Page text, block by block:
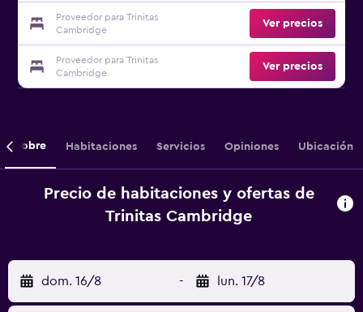
Proveedor para Trinitas
Cambridge
Ver precios
Proveedor para Trinitas
Cambridge
Ver precios
Sobre Habitaciones Servicios Opiniones Ubicación
Precio de habitaciones y ofertas de
Trinitas Cambridge
dom. 16/8 - lun. 17/8